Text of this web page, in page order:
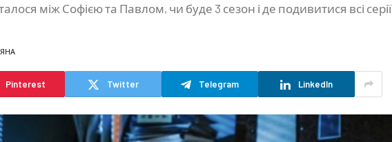
між Софією та Павлом, чи буде 3 сезон і де подивитися всі серії
Pinterest Twitter Telegram LinkedIn